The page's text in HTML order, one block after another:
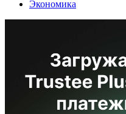
Экономика